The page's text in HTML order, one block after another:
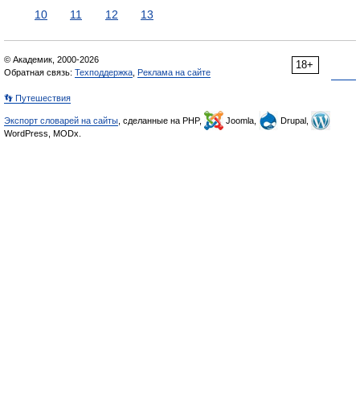
10
11 12 13
18+
© Академик, 2000-2026
Обратная связь: Техподдержка Реклама на сайте
👣 Путешествия
Экспорт словарей на сайты , сделанные на PHP, Joomla,
Drupal,
WordPress, MODx.